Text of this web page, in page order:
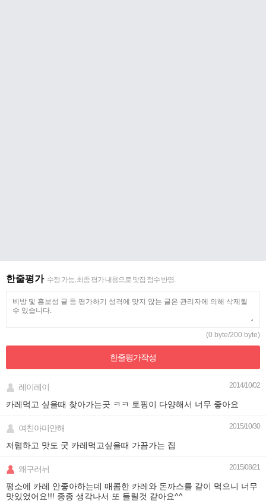
한줄평가 수정 가능, 최종 평가 내용으로 맛집 점수 반영.
(0 byte/200 byte)
한줄평가작성
레이레이 2014/10/02
카레먹고 싶을때 찾아가는곳 ㅋㅋ 토핑이 다양해서 너무 좋아요
여친아미안해 2015/10/30
저렴하고 맛도 굿 카레먹고싶을때 가끔가는 집
왜구러뉘 2015/08/21
평소에 카레 안좋아하는데 매콤한 카레와 돈까스를 같이 먹으니 너무
맛있었어요!!! 종종 생각나서 또 들릴것 같아요^^